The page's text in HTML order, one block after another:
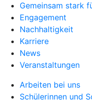
Gemeinsam stark
Engagement
Nachhaltigkeit
Karriere
News
Veranstaltungen
Arbeiten bei uns
Schülerinnen und